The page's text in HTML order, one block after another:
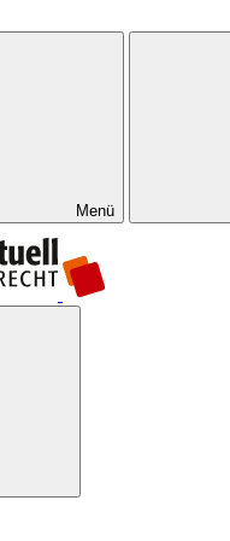
Menü